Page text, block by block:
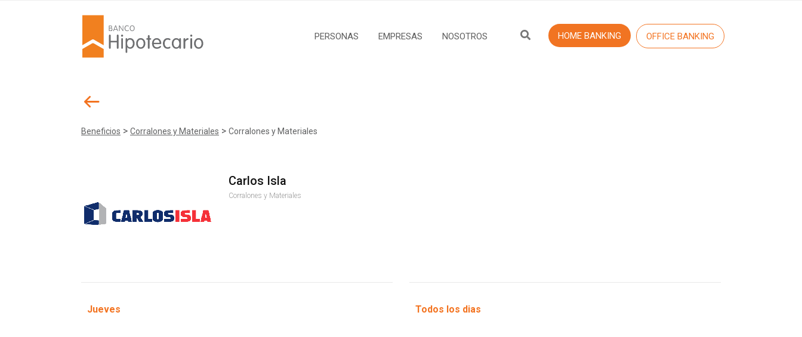
PERSONAS EMPRESAS NOSOTROS HOME BANKING OFFICE BANKING
Beneficios > Corralones y Materiales > Corralones y Materiales
Carlos Isla
Corralones y Materiales
Jueves Todos los dias